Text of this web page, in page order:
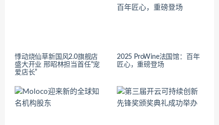
悸动烧仙草新国风2.0旗舰店
盛大开业 邢昭林担当首任“宠
爱店长”
2025 ProWine法国馆：百年
匠心，重磅登场